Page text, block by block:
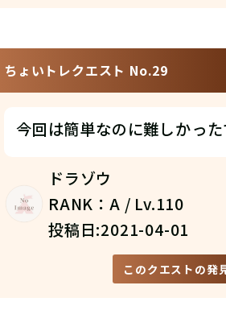
ちょいトレクエスト No.29
今回は簡単なのに難しかった
ドラゾウ
RANK：A / Lv.110
投稿日:2021-04-01
このクエストの発